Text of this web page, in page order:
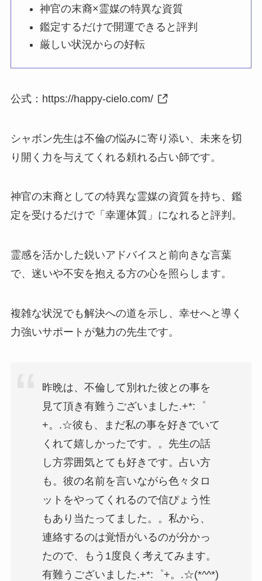
神官の末裔×霊媒の特異な資質
鑑定するだけで開運できると評判
厳しい状況からの好転
公式： https://happy-cielo.com/
シャボン先生は不倫の悩みに寄り添い、未来を切
り開く力を与えてくれる頼れる占い師です。
神官の末裔としての特異な霊媒の資質を持ち、鑑
定を受けるだけで「幸運体質」になれると評判。
霊感を活かした鋭いアドバイスと前向きな言葉
で、迷いや不安を抱える方の心を照らします。
複雑な状況でも解決への道を示し、幸せへと導く
力強いサポートが魅力の先生です。
昨晩は、不倫して別れた彼との事を
見て頂き有難うございました.+*:゜
+。.☆彼も、まだ私の事を好きでいて
くれて嬉しかったです。。先生の話
し方雰囲気とても好きです。占い方
も。彼の名前を言いながら色々タロ
ットをやってくれるので信ぴょう性
もあり当たってました。。私から、
連絡するのは覚悟がいるのが分かっ
たので、もう1度良く考えてみます。
有難うございました.+*:゜+。.☆(*^^*)